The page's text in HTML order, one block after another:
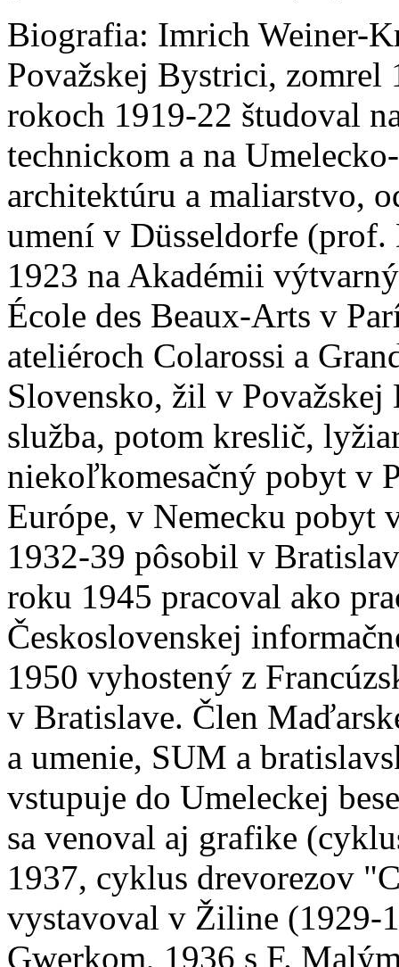
Biografia: Imrich Weiner-
Považskej Bystrici, zomrel
rokoch 1919-22 študoval
technickom a na
architektúru a maliarstvo,
umení v Düsseldorfe
1923 na Akadémii
École des Beaux-Arts v
ateliéroch Colarossi a
Slovensko, žil v
služba, potom kreslič,
niekoľkomesačný pobyt v
Európe, v Nemecku pobyt
1932-39 pôsobil v
roku 1945 pracoval ako
Československej
1950 vyhostený z
v Bratislave. Člen
a umenie, SUM a
vstupuje do Umeleckej
sa venoval aj grafike
1937, cyklus drevorezov
vystavoval v Žiline (1929-
Gwerkom, 1936 s F.